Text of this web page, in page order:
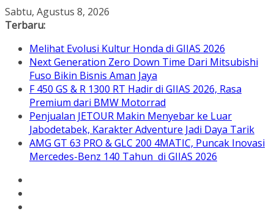
Skip
to
Sabtu, Agustus 8, 2026
Terbaru:
Melihat Evolusi Kultur Honda di GIIAS 2026
Next Generation Zero Down Time Dari Mitsubishi
Fuso Bikin Bisnis Aman Jaya
F 450 GS & R 1300 RT Hadir di GIIAS 2026, Rasa
Premium dari BMW Motorrad
Penjualan JETOUR Makin Menyebar ke Luar
Jabodetabek, Karakter Adventure Jadi Daya Tarik
AMG GT 63 PRO & GLC 200 4MATIC, Puncak Inovasi
Mercedes-Benz 140 Tahun di GIIAS 2026